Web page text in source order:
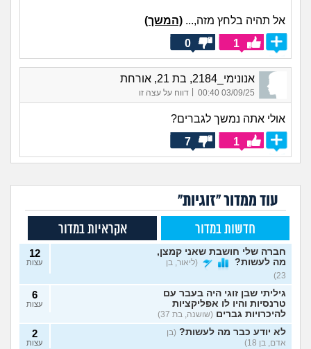
אל תהיה בלחץ מזה,... (המשך)
1
0
אנונימי_2184, בת 21, אורחת
03/09/25 00:40 דווח על עצה זו
אולי אתה נמשך לגברים?
1
7
עוד ממדור "זוגיות"
חדשות במדור אקראיות במדור
חברה שלי חושבת שאני קמצן,
מה לעשות?
(ליאור, בן
23)
12
עצות
גיליתי שבן זוגי היה בעבר עם
טרנסיות והיו לו אפליקציות
להיכרויות גברים (שושנה, בת 37)
6
עצות
לא יודע כבר מה לעשות? (בן
אדם, בן 18)
2
עצות